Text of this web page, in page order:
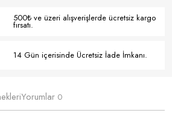
500₺ ve üzeri alışverişlerde ücretsiz kargo
fırsatı.
14 Gün içerisinde Ücretsiz İade İmkanı.
Yorumlar 0